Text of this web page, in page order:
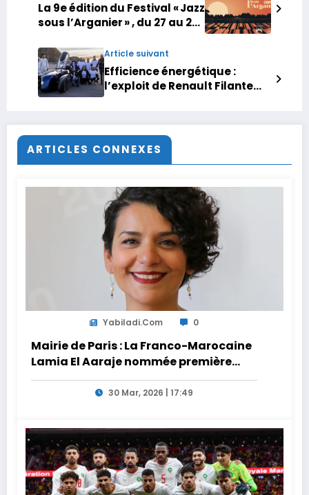
La 9e édition du Festival « Jazz
sous l’Arganier » , du 27 au 29
Article suivant
Efficience énergétique :
l’exploit de Renault Filante
ARTICLES CONNEXES
Yabiladi.com 0
Mairie de Paris : La Franco-Marocaine
Lamia El Aaraje nommée première
adjointe
30 Mar, 2026 | 17:49